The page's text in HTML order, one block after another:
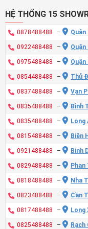
HỆ THỐNG 15
0878488488 – Quận
0922488488 – Quận
0975488488 – Quận
0854488488 – Thủ
0837488488 – Vạn
0835488488 – Bình
0835488488 – Long
0815488488 – Biên
0921488488 – Bình
0829488488 – Phan
0818488488 – Nha
0823488488 – Cần
0817488488 – Long
0825488488 – Rạch